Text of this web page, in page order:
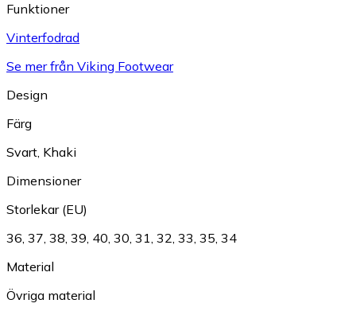
Funktioner
Vinterfodrad
Se mer från Viking Footwear
Design
Färg
Svart, Khaki
Dimensioner
Storlekar (EU)
36, 37, 38, 39, 40, 30, 31, 32, 33, 35, 34
Material
Övriga material